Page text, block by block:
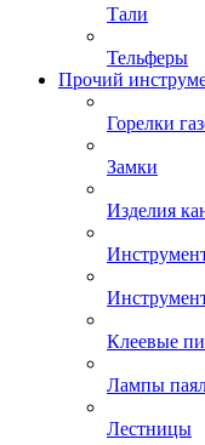
Тали
Тельферы
Прочий
Горелки
Замки
Изделия
Клеевые
Лампы
Лестницы